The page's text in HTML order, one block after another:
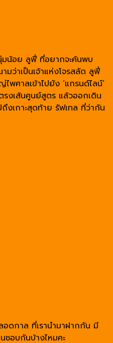
มน้อย ลูฟี่ ที่อยากจะค้นพบ
มว่าเป็นเจ้าแห่งโจรสลัด ลูฟี่
พศาลเข้าไปยัง ‘แกรนด์ไลน์’
งเส้นศูนย์สูตร แล้วออกเดิน
งเกาะสุดท้าย รัฟเทล ที่ว่ากัน
ดกาล ที่เรานำมาฝากกัน มี
ชอบกันบ้างไหมคะ